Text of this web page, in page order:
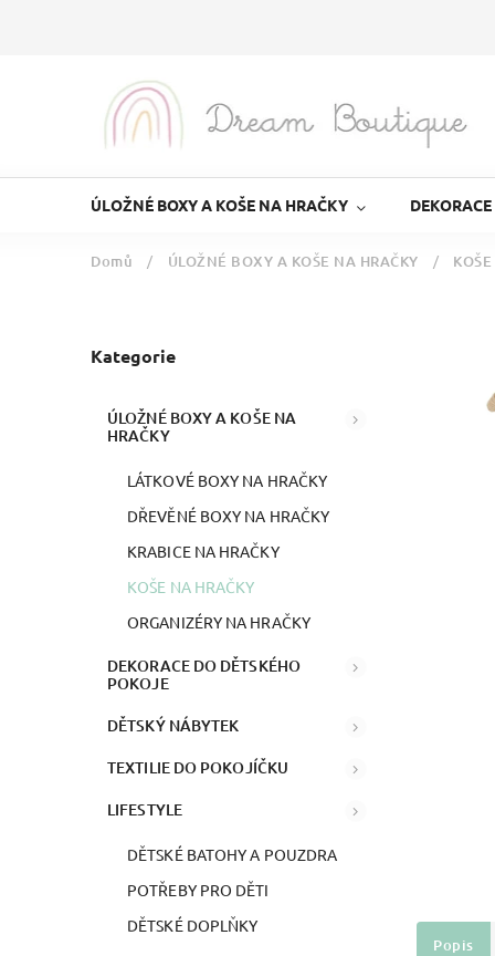
ÚLOŽNÉ BOXY A KOŠE NA HRAČKY
Domů / ÚLOŽNÉ BOXY A KOŠE NA HRAČKY /
Kategorie
ÚLOŽNÉ BOXY A KOŠE NA
HRAČKY
LÁTKOVÉ BOXY NA HRAČKY
DŘEVĚNÉ BOXY NA HRAČKY
KRABICE NA HRAČKY
KOŠE NA HRAČKY
ORGANIZÉRY NA HRAČKY
DEKORACE DO DĚTSKÉHO
POKOJE
DĚTSKÝ NÁBYTEK
TEXTILIE DO POKOJÍČKU
LIFESTYLE
DĚTSKÉ BATOHY A POUZDRA
POTŘEBY PRO DĚTI
DĚTSKÉ DOPLŇKY
Popis